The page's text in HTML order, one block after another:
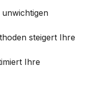
steigert Ihre
Ihre